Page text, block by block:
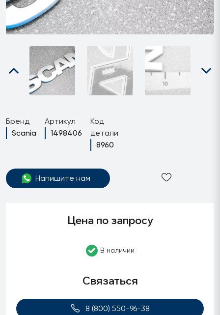
Бренд
Scania
Артикул
1498406
Код
детали
8960
Напишите нам
Цена по запросу
В наличии
Связаться
8 (800) 550-96-38